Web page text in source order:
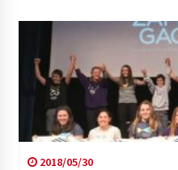
2018/05/30